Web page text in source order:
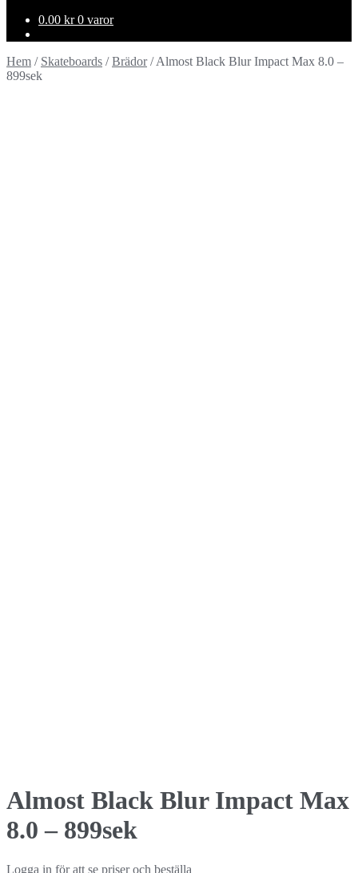
0.00 kr 0 varor
Hem / Skateboards /Brädor/Almost Black Blur Impact Max 8.0 –
899sek
Almost Black Blur Impact Max
8.0 – 899sek
Logga in för att se priser och beställa